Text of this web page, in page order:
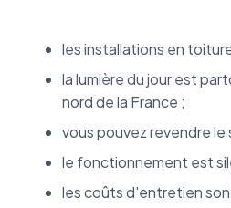
les installations en
la lumière du jour est
nord de la France ;
vous pouvez revendre
le fonctionnement est
les coûts d'entretien